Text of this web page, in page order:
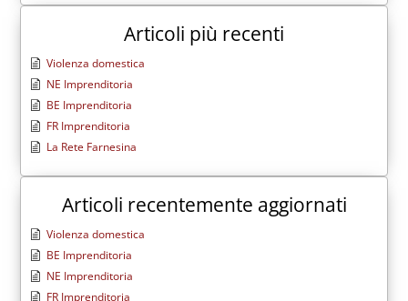
Articoli più recenti
Violenza domestica
NE Imprenditoria
BE Imprenditoria
FR Imprenditoria
La Rete Farnesina
Articoli recentemente aggiornati
Violenza domestica
BE Imprenditoria
NE Imprenditoria
FR Imprenditoria